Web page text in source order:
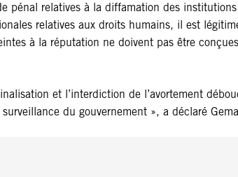
pénal relatives à la diffamation des
relatives aux droits humains, il est
à la réputation ne doivent pas être
et l’interdiction de l’avortement
du gouvernement », a déclaré